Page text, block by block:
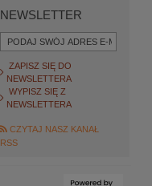
NEWSLETTER
ZAPISZ SIĘ DO
NEWSLETTERA
WYPISZ SIĘ Z
NEWSLETTERA
CZYTAJ NASZ KANAŁ
RSS